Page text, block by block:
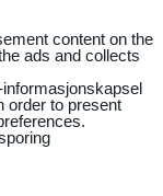
content on the
ads and collects
order to present